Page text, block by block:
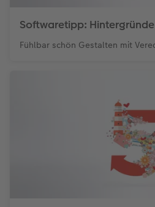
Softwaretipp:
Fühlbar schön Gestalten mit